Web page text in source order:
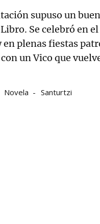
supuso un
Se celebró en
en plenas fiestas
un Vico que
Novela Santurtzi